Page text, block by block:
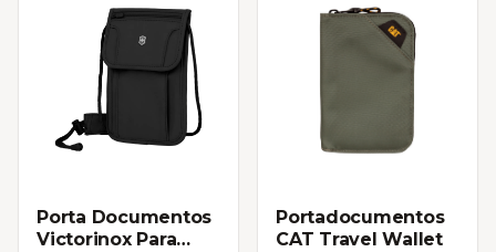
Porta Documentos
Victorinox Para
Portadocumentos
CAT Travel Wallet